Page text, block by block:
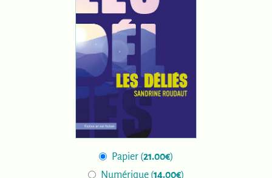
Papier (21.00€)
Numérique (14.00€)